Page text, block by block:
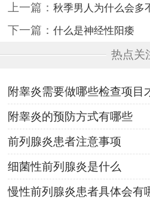
上一篇：秋季男人为什么会多
下一篇：什么是神经性阳痿
热点关
附睾炎需要做哪些检查项目
附睾炎的预防方式有哪些
前列腺炎患者注意事项
细菌性前列腺炎是什么
慢性前列腺炎患者具体会有